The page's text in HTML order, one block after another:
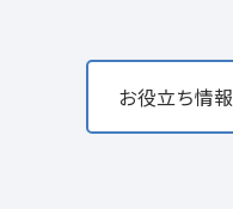
お役立ち情報